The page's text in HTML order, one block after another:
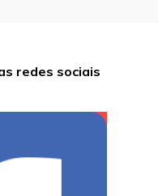
redes sociais